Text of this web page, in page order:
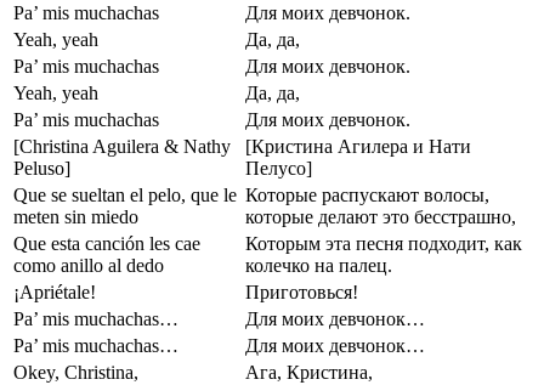
Pa’ mis muchachas
Для моих девчонок.
Yeah, yeah
Да, да,
Pa’ mis muchachas
Для моих девчонок.
Yeah, yeah
Да, да,
Pa’ mis muchachas
Для моих девчонок.
[Christina Aguilera & Nathy
Peluso]
[Кристина Агилера и Нати
Пелусо]
Que se sueltan el pelo, que le
meten sin miedo
Которые распускают волосы,
которые делают это бесстрашно,
Que esta canción les cae
como anillo al dedo
Которым эта песня подходит, как
колечко на палец.
¡Apriétale!
Приготовься!
Pa’ mis muchachas…
Для моих девчонок…
Pa’ mis muchachas…
Для моих девчонок…
Okey, Christina,
Ага, Кристина,